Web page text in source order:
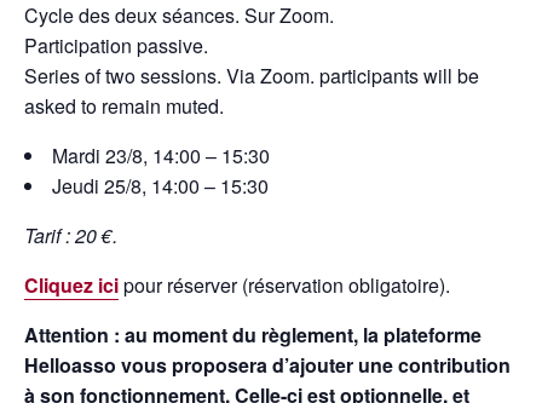
Cycle des deux séances. Sur Zoom.
Participation passive.
Series of two sessions. Via Zoom. participants will be
asked to remain muted.
Mardi 23/8, 14:00 – 15:30
Jeudi 25/8, 14:00 – 15:30
Tarif : 20 €.
Cliquez icipour réserver (réservation obligatoire).
Attention : au moment du règlement, la plateforme
Helloasso vous proposera d’ajouter une contribution
à son fonctionnement. Celle-ci est optionnelle, et